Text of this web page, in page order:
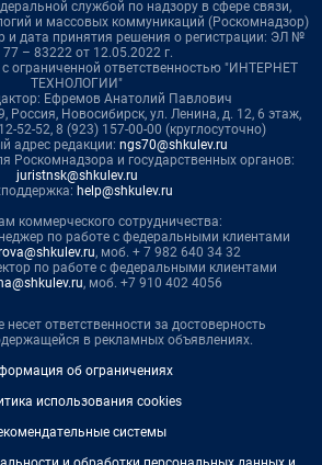
службой по надзору в сфере связи,
и массовых коммуникаций (Роскомнадзор)
и дата принятия решения о регистрации: ЭЛ №
– 83222 от 12.05.2022 г.
ограниченной ответственностью "ИНТЕРНЕТ
ТЕХНОЛОГИИ"
Ефремов Анатолий Павлович
Россия, Новосибирск, ул. Ленина, д. 12, 6 этаж,
52-52, 8 (923) 157-00-00 (круглосуточно)
адрес редакции: ngs70@shkulev.ru
Роскомнадзора и государственных органов:
juristnsk@shkulev.ru
help@shkulev.ru
коммерческого сотрудничества:
по работе с федеральными клиентами
, моб. + 7 982 640 34 32
по работе с федеральными клиентами
, моб. +7 910 402 4056
несет ответственности за достоверность
в рекламных объявлениях.
об ограничениях
использования cookies
системы